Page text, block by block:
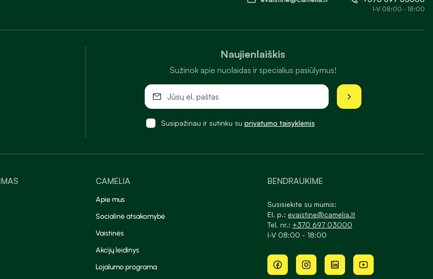
Naujienlaiškis
Sužinok apie nuolaidas ir specialius pasiūlymus!
Susipažinau ir sutinku su privatumo taisyklėmis
I-V 08:00 - 18:00
CAMELIA
Apie mus
Socialinė atsakomybė
Vaistinės
Akcijų leidinys
Lojalumo programa
BENDRAUKIME
Susisiekite su mumis:
El. p.: evaistine@camelia.lt
Tel. nr.: +370 697 03000
I-V 08:00 - 18:00